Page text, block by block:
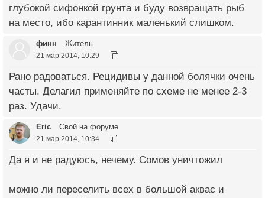
глубокой сифонкой грунта и буду возвращать рыб
на место, ибо карантинник маленький слишком.
финн Житель
21 мар 2014, 10:29
Рано радоваться. Рецидивы у данной болячки очень
часты. Делагил применяйте по схеме не менее 2-3
раз. Удачи.
Eric Свой на форуме
21 мар 2014, 10:34
Да я и не радуюсь, нечему. Сомов уничтожил
можно ли переселить всех в большой аквас и